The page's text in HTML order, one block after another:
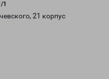
1
21 корпус